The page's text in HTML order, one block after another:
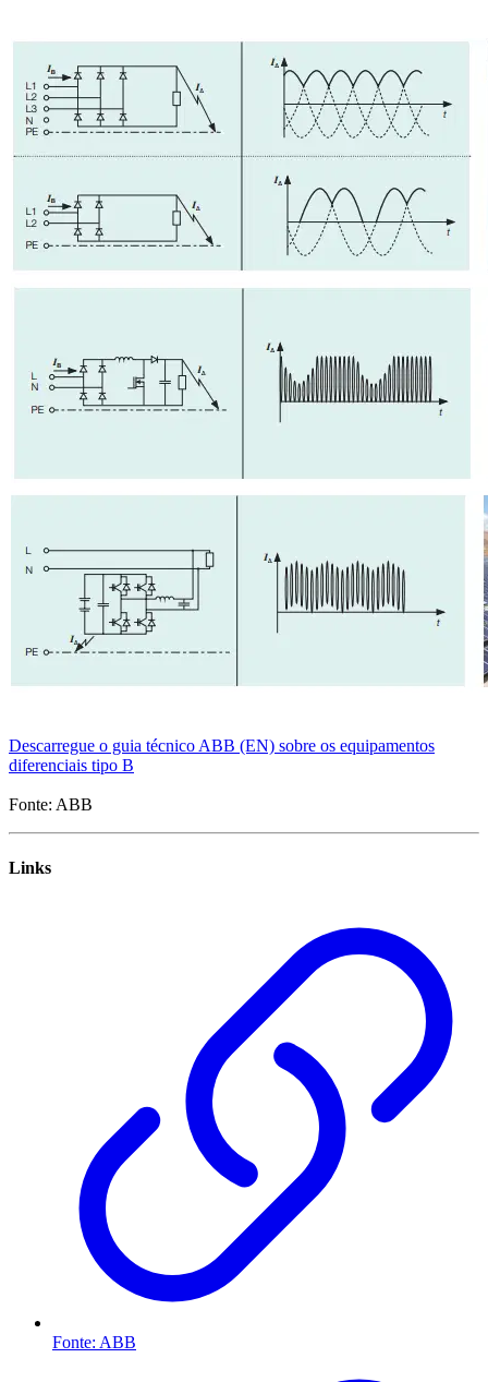
Descarregue o guia técnico ABB (EN) sobre os equipamentos
diferenciais tipo B
Fonte: ABB
Links
Fonte: ABB